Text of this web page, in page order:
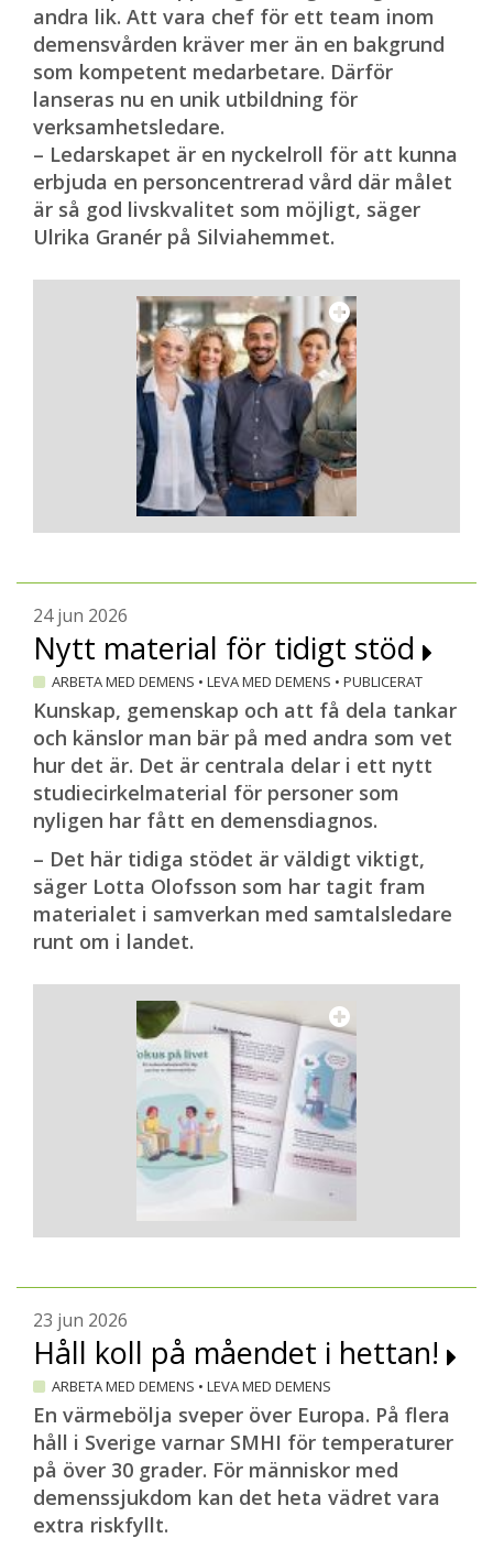
andra lik. Att vara chef för ett team inom
demensvården kräver mer än en bakgrund
som kompetent medarbetare. Därför
lanseras nu en unik utbildning för
verksamhetsledare.
– Ledarskapet är en nyckelroll för att kunna
erbjuda en personcentrerad vård där målet
är så god livskvalitet som möjligt, säger
Ulrika Granér på Silviahemmet.
24 jun 2026
Nytt material för tidigt stöd
ARBETA MED DEMENS • LEVA MED DEMENS • PUBLICERAT
Kunskap, gemenskap och att få dela tankar
och känslor man bär på med andra som vet
hur det är. Det är centrala delar i ett nytt
studiecirkelmaterial för personer som
nyligen har fått en demensdiagnos.
– Det här tidiga stödet är väldigt viktigt,
säger Lotta Olofsson som har tagit fram
materialet i samverkan med samtalsledare
runt om i landet.
23 jun 2026
Håll koll på måendet i hettan!
ARBETA MED DEMENS • LEVA MED DEMENS
En värmebölja sveper över Europa. På flera
håll i Sverige varnar SMHI för temperaturer
på över 30 grader. För människor med
demenssjukdom kan det heta vädret vara
extra riskfyllt.